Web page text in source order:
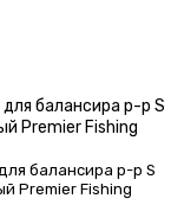
балансира р-р S
Premier Fishing
балансира р-р S
Premier Fishing